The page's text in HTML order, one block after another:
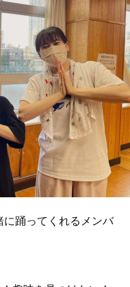
踊ってくれるメンバ